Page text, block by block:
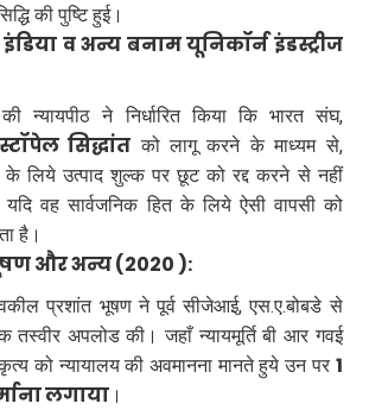
की पुष्टि हुई।
व अन्य बनाम यूनिकॉर्न इंडस्ट्रीज
की न्यायपीठ ने निर्धारित किया कि भारत संघ,
सिद्धांत को लागू करने के माध्यम से,
के लिये उत्पाद शुल्क पर छूट को रद्द करने से नहीं
वह सार्वजनिक हित के लिये ऐसी वापसी को
है।
और अन्य (2020 ):
प्रशांत भूषण ने पूर्व सीजेआई, एस.ए.बोबडे से
तस्वीर अपलोड की। जहाँ न्यायमूर्ति बी आर गवई
को न्यायालय की अवमानना ​​मानते हुये उन पर 1
लगाया ।